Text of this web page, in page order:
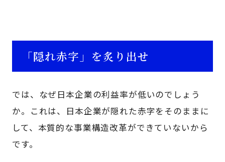
「隠れ赤字」を炙り出せ
では、なぜ日本企業の利益率が低いのでしょう
か。これは、日本企業が隠れた赤字をそのままに
して、本質的な事業構造改革ができていないから
です。